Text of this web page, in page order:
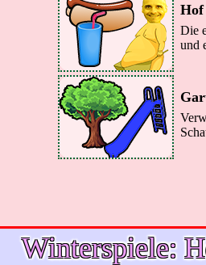
Hof
Die
und
Winterspiele: